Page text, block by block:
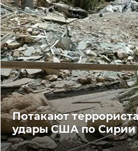
Потакают
удары США по Сирии